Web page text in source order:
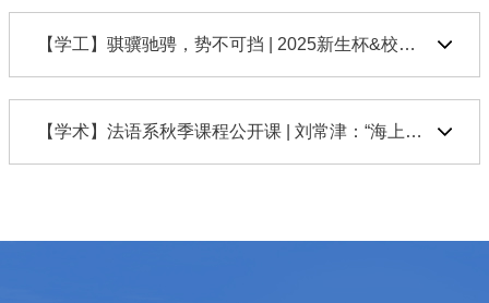
家登上十楼观景平台，远眺陆家嘴壮丽景观，直观感受上海国
际化大都市的蓬勃生机。 交流座谈会在和谐融洽的氛围中顺
践能力、拓宽就业视野的重要性，衷心感谢阅文集团为欧洲学
院师生搭建的优质实践平台。 阅文集团校园招
【学工】骐骥驰骋，势不可挡 | 2025新生杯&校长杯&体育文化节回顾
【学术】法语系秋季课程公开课 | 刘常津：“海上新丝路，中法共发展” —— “一带一路”视角下中、法两国港口 合作成果与展望